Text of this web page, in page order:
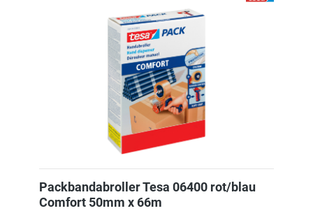
Packbandabroller Tesa 06400 rot/blau
Comfort 50mm x 66m